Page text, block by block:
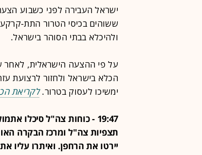
ישראל העבירה לפני כשבוע
ששוהים בכיסי הטרור התת-
ולהיכלא בבתי הסוהר בישראל.
על פי ההצעה הישראלית, לאחר
הכלא בישראל ולחזור לרצועת
ימשיכו לעסוק בטרור. לקריאת
19:47 - כוחות צה"ל סיכלו
תצפיות צה"ל ומרכז הבקרה
יירטו את הרחפן. ואיתרו עליו